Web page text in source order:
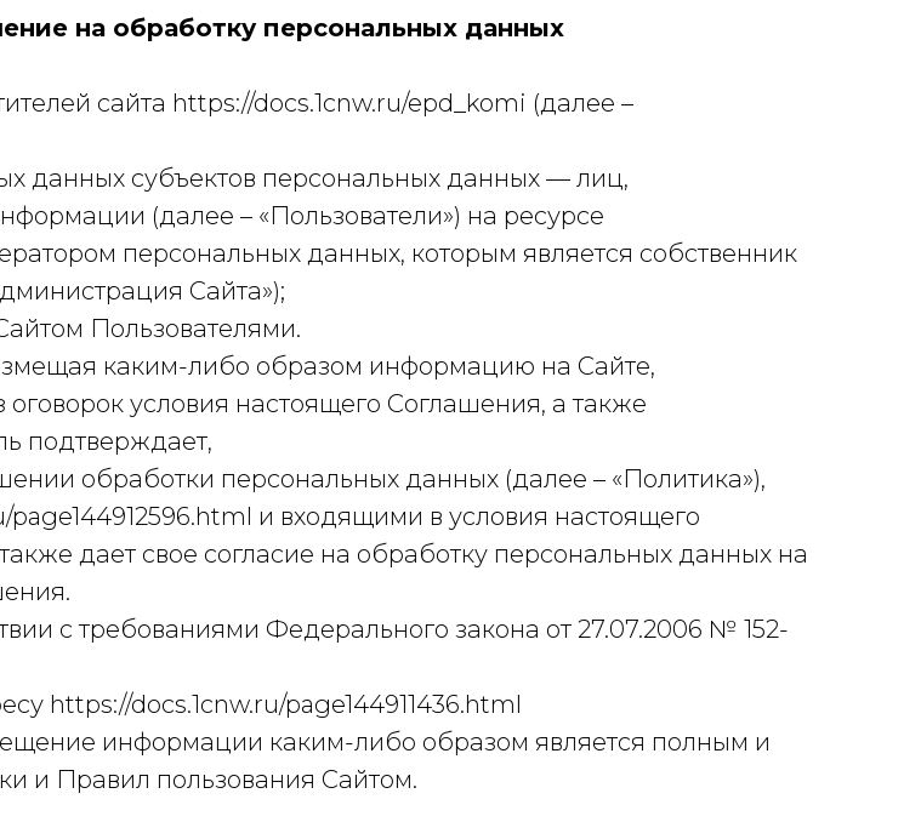
на обработку персональных данных
сайта https://docs.1cnw.ru/epd_komi (далее –
данных субъектов персональных данных — лиц,
(далее – «Пользователи») на ресурсе
персональных данных, которым является собственник
Сайта»);
Пользователями.
каким-либо образом информацию на Сайте,
условия настоящего Соглашения, а также
подтверждает,
обработки персональных данных (далее – «Политика»),
и входящими в условия настоящего
дает свое согласие на обработку персональных данных на
с требованиями Федерального закона от 27.07.2006 № 152-
https://docs.1cnw.ru/page144911436.html
информации каким-либо образом является полным и
и Правил пользования Сайтом.